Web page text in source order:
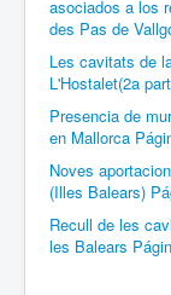
asociados a los
des Pas de
Les cavitats de
L'Hostalet(2a
Presencia de
en Mallorca
Noves
(Illes Balears)
Recull de les
les Balears